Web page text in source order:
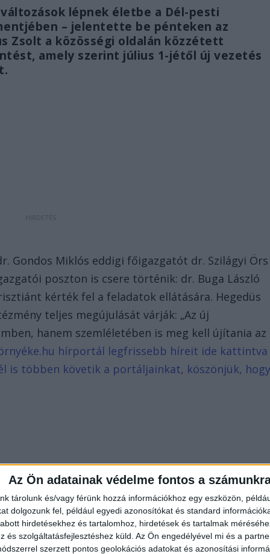
Az Ön adatainak védelme fontos a
tárolunk és/vagy férünk hozzá információkhoz egy eszközön,
dolgozunk fel, például egyedi azonosítókat és standard
hirdetésekhez és tartalomhoz, hirdetések és tartalmak
és szolgáltatásfejlesztéshez küld. Az Ön engedélyével mi és a
szerzett pontos geolokációs adatokat és azonosítási
lépnek életbe a Dél-pesti
– jelentette be pénteken az
Zsolt a közösségi oldalán közzétett
amely szerint július 1-jétől új vezetés
Gondos Miklós eddigi főigazgatót dr. Szilágyi Örs
poszton is csere történik: dr. Buga László
kérték fel a feladatok ellátására. Hegedüs
teljes megújulását várják: „Az új
hanem szemléletében is meg kell újítania az
hírportál legfrissebb híreit ide kattintva
is többen követik a portáljainkat, köszönjük,